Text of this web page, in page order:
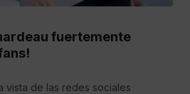
fuertemente
vista de las redes sociales